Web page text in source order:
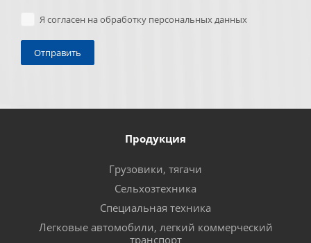
Я согласен на обработку персональных данных
Продукция
Грузовики, тягачи
Сельхозтехника
Специальная техника
Легковые автомобили, легкий коммерческий
транспорт